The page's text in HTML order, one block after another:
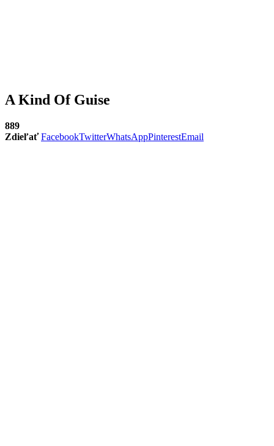
A Kind Of Guise
889
Zdieľať FacebookTwitterWhatsAppPinterestEmail